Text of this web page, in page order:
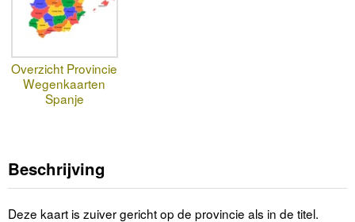
Overzicht Provincie
Wegenkaarten
Spanje
Beschrijving
Deze kaart is zuiver gericht op de provincie als in de titel.